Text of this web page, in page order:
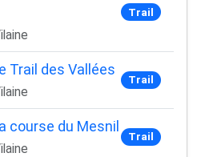
Trail
Trail des Vallées
Trail
course du Mesnil
Trail